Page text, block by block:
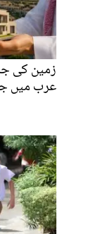
زمین کی
عرب میں